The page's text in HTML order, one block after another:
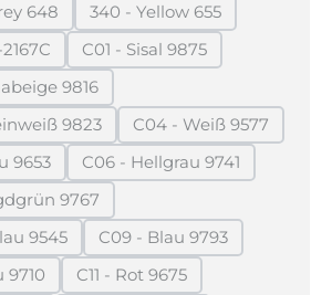
648
Option ist zurzeit nicht verfügbar.)
340 - Yellow 655
(Diese Option ist
Option ist zurzeit nicht verfügbar.)
C01 - Sisal 9875
(Diese Option ist zurzeit
9816
Option ist zurzeit nicht verfügbar.)
9823
Option ist zurzeit nicht verfügbar.)
C04 - Weiß 9577
(Diese Option ist
9653
Option ist zurzeit nicht verfügbar.)
C06 - Hellgrau 9741
(Diese Option ist
9767
Option ist zurzeit nicht verfügbar.)
9545
Option ist zurzeit nicht verfügbar.)
C09 - Blau 9793
(Diese Option ist
9710
Option ist zurzeit nicht verfügbar.)
C11 - Rot 9675
(Diese Option ist zurzeit